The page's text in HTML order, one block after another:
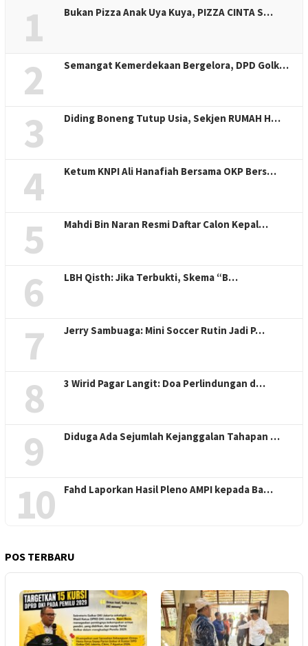
1 Bukan Pizza Anak Uya Kuya, PIZZA CINTA S…
2 Semangat Kemerdekaan Bergelora, DPD Golk…
3 Diding Boneng Tutup Usia, Sekjen RUMAH H…
4 Ketum KNPI Ali Hanafiah Bersama OKP Bers…
5 Mahdi Bin Naran Resmi Daftar Calon Kepal…
6 LBH Qisth: Jika Terbukti, Skema “B…
7 Jerry Sambuaga: Mini Soccer Rutin Jadi P…
8 3 Wirid Pagar Langit: Doa Perlindungan d…
9 Diduga Ada Sejumlah Kejanggalan Tahapan …
10 Fahd Laporkan Hasil Pleno AMPI kepada Ba…
POS TERBARU